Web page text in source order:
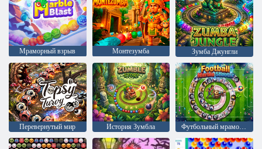
Мраморный взрыв Монтезумба Зумба Джунгли
Перевернутый мир История Зумбла Футбольный мраморный шутер